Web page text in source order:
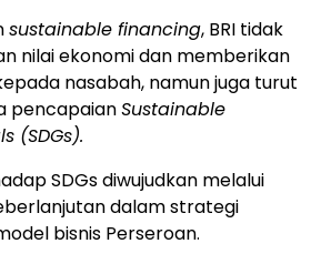
sustainable financing, BRI tidak
nilai ekonomi dan memberikan
nasabah, namun juga turut
pencapaianSustainable
(SDGs).
SDGs diwujudkan melalui
dalam strategi
bisnis Perseroan.